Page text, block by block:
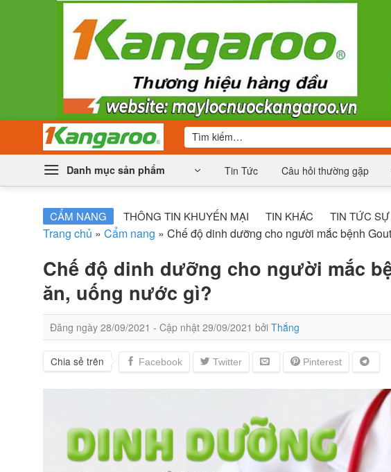
Tìm
kiếm:
Danh mục sản phẩm Tin Tức Câu hỏi thường gặp
CẨM NANG THÔNG TIN KHUYẾN MẠI TIN KHÁC TIN TỨC
Trang chủ » Cẩm nang » Chế độ dinh dưỡng cho người mắc bệnh
Chế độ dinh dưỡng cho người mắc
ăn, uống nước gì?
Đăng ngày 28/09/2021 - Cập nhật 29/09/2021 bởi Thắng
Chia sẻ trên